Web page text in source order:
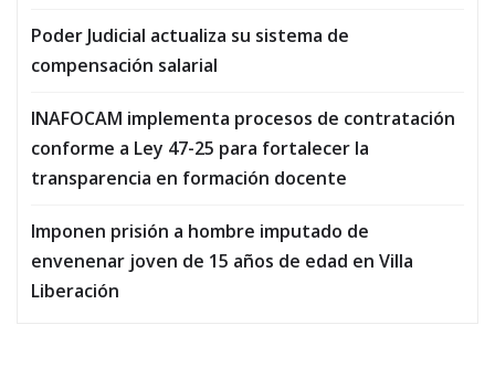
Poder Judicial actualiza su sistema de
compensación salarial
INAFOCAM implementa procesos de contratación
conforme a Ley 47-25 para fortalecer la
transparencia en formación docente
Imponen prisión a hombre imputado de
envenenar joven de 15 años de edad en Villa
Liberación